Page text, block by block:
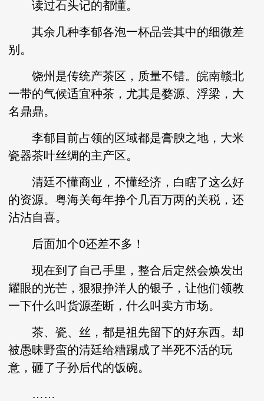
读过石头记的都懂。
其余几种李郁各泡一杯品尝其中的细微差
别。
饶州是传统产茶区，质量不错。皖南赣北
一带的气候适宜种茶，尤其是婺源、浮梁，大
名鼎鼎。
李郁目前占领的区域都是膏腴之地，大米
瓷器茶叶丝绸的主产区。
清廷不懂商业，不懂经济，白瞎了这么好
的资源。粤海关每年挣个几百万两的关税，还
沾沾自喜。
后面加个0还差不多！
现在到了自己手里，整合后定然会焕发出
耀眼的光芒，狠狠挣洋人的银子，让他们领教
一下什么叫货源垄断，什么叫卖方市场。
茶、瓷、丝，都是祖先留下的好东西。却
被愚昧野蛮的清廷给糟蹋成了半死不活的玩
意，砸了子孙后代的饭碗。
……